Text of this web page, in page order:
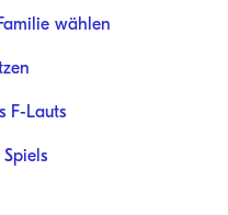
wählen
F-Lauts